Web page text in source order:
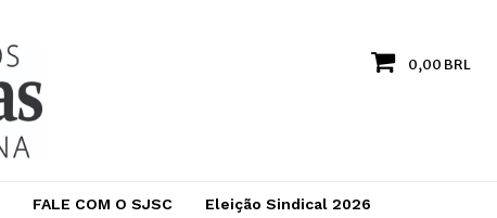
0,00 BRL
FALE COM O SJSC Eleição Sindical 2026